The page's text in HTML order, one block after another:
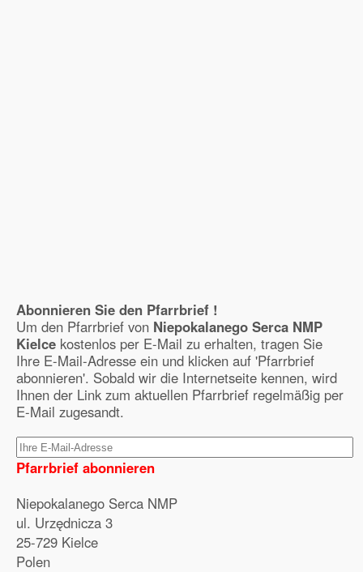
Abonnieren Sie den Pfarrbrief !
Um den Pfarrbrief von Niepokalanego Serca NMP
Kielce kostenlos per E-Mail zu erhalten, tragen Sie
Ihre E-Mail-Adresse ein und klicken auf 'Pfarrbrief
abonnieren'. Sobald wir die Internetseite kennen, wird
Ihnen der Link zum aktuellen Pfarrbrief regelmäßig per
E-Mail zugesandt.
Pfarrbrief abonnieren
Niepokalanego Serca NMP
ul. Urzędnicza 3
25-729 Kielce
Polen